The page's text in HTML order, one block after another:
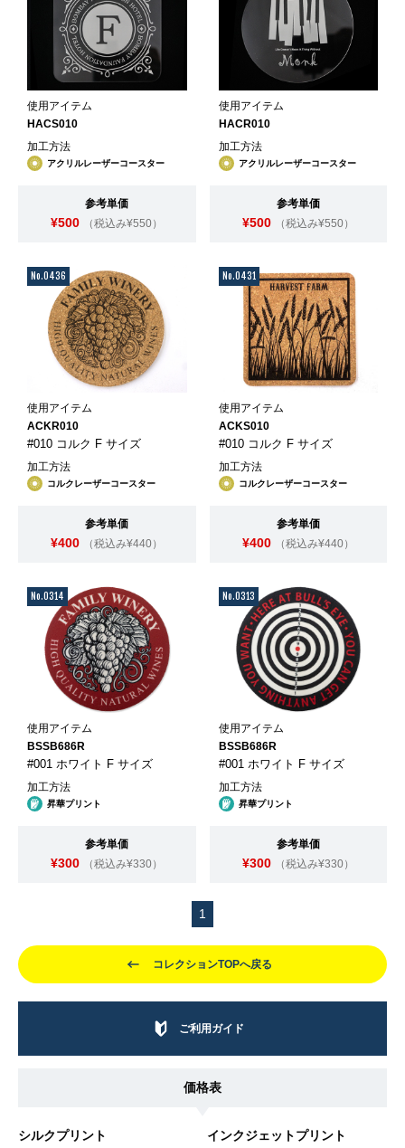
ご利用ガイド
価格表
シルクプリント インクジェットプリント
使用アイテム
HACS010
加工方法
アクリルレーザーコースター
参考単価
¥500 （税込み¥550）
使用アイテム
HACR010
加工方法
アクリルレーザーコースター
参考単価
¥500 （税込み¥550）
No.0436
使用アイテム
ACKR010
#010 コルク F サイズ
加工方法
コルクレーザーコースター
参考単価
¥400 （税込み¥440）
No.0431
使用アイテム
ACKS010
#010 コルク F サイズ
加工方法
コルクレーザーコースター
参考単価
¥400 （税込み¥440）
No.0314
使用アイテム
BSSB686R
#001 ホワイト F サイズ
加工方法
昇華プリント
参考単価
¥300 （税込み¥330）
No.0313
使用アイテム
BSSB686R
#001 ホワイト F サイズ
加工方法
昇華プリント
参考単価
¥300 （税込み¥330）
1
コレクションTOPへ戻る